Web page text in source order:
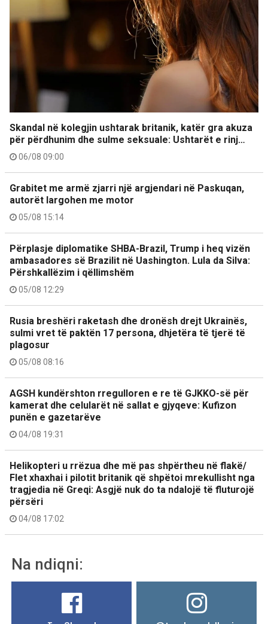
Skandal në kolegjin ushtarak britanik, katër gra akuza
për përdhunim dhe sulme seksuale: Ushtarët e rinj…
06/08 09:00
Grabitet me armë zjarri një argjendari në Paskuqan,
autorët largohen me motor
05/08 15:14
Përplasje diplomatike SHBA-Brazil, Trump i heq vizën
ambasadores së Brazilit në Uashington. Lula da Silva:
Përshkallëzim i qëllimshëm
05/08 12:29
Rusia breshëri raketash dhe dronësh drejt Ukrainës,
sulmi vret të paktën 17 persona, dhjetëra të tjerë të
plagosur
05/08 08:16
AGSH kundërshton rregulloren e re të GJKKO-së për
kamerat dhe celularët në sallat e gjyqeve: Kufizon
punën e gazetarëve
04/08 19:31
Helikopteri u rrëzua dhe më pas shpërtheu në flakë/
Flet xhaxhai i pilotit britanik që shpëtoi mrekullisht nga
tragjedia në Greqi: Asgjë nuk do ta ndalojë të fluturojë
përsëri
04/08 17:02
Na ndiqni: